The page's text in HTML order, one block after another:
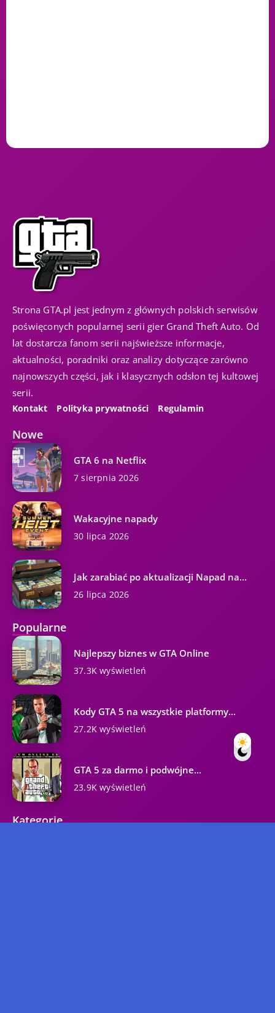
Strona GTA.pl jest jednym z głównych polskich serwisów
poświęconych popularnej serii gier Grand Theft Auto. Od
lat dostarcza fanom serii najświeższe informacje,
aktualności, poradniki oraz analizy dotyczące zarówno
najnowszych części, jak i klasycznych odsłon tej kultowej
serii.
Kontakt Polityka prywatności Regulamin
Nowe
GTA 6 na Netflix
7 sierpnia 2026
Wakacyjne napady
30 lipca 2026
Jak zarabiać po aktualizacji Napad na...
26 lipca 2026
Popularne
Najlepszy biznes w GTA Online
37.3K wyświetleń
Kody GTA 5 na wszystkie platformy...
27.2K wyświetleń
GTA 5 za darmo i podwójne...
23.9K wyświetleń
Kategorie